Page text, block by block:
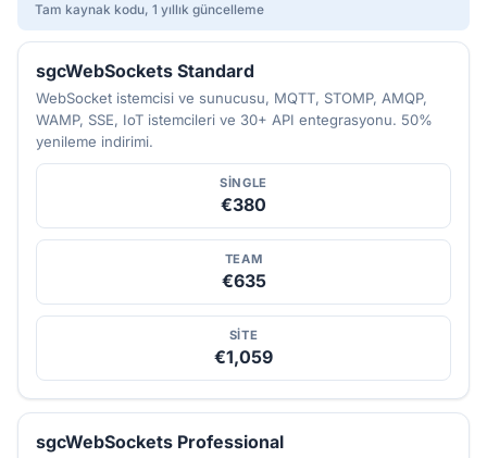
Tam kaynak kodu, 1 yıllık güncelleme
sgcWebSockets Standard
WebSocket istemcisi ve sunucusu, MQTT, STOMP, AMQP,
WAMP, SSE, IoT istemcileri ve 30+ API entegrasyonu. 50%
yenileme indirimi.
SINGLE
€380
TEAM
€635
SITE
€1,059
sgcWebSockets Professional